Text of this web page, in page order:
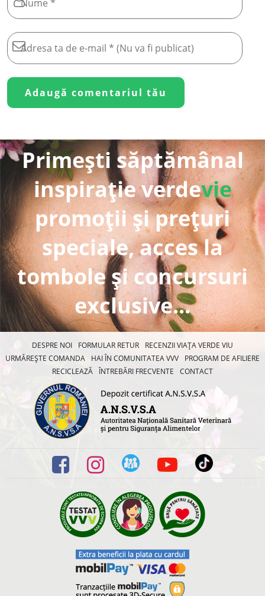
Primești săptămânal
inspirație verdevie
promoții și prețuri
speciale, acces la
tombole și concursuri
exclusive...
DESPRE NOI FORMULAR RETUR
RECENZII VIAȚA VERDE VIU
URMĂREȘTE COMANDA
HAI ÎN COMUNITATEA VVV
PROGRAM DE AFILIERE
RECICLEAZĂ ÎNTREBĂRI FRECVENTE CONTACT